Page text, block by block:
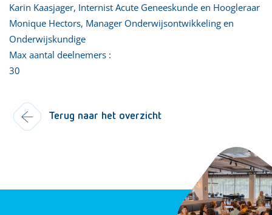
Karin Kaasjager, Internist Acute Geneeskunde en Hoogleraar
Monique Hectors, Manager Onderwijsontwikkeling en
Onderwijskundige
Max aantal deelnemers :
30
Terug naar het overzicht